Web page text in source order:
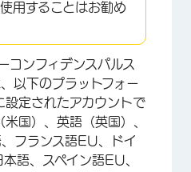
用することはお勧め
ンフィデンスパルス
以下のプラットフォー
設定されたアカウントで
国）、英語（英国）、
フランス語EU、ドイ
語、スペイン語EU、